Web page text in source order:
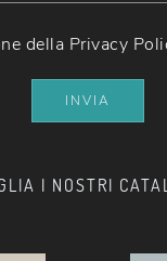
I NOSTRI
della Privacy
INVIA